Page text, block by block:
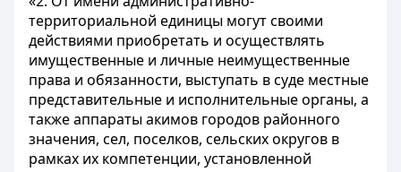
территориальной единицы могут своими
действиями приобретать и осуществлять
имущественные и личные неимущественные
права и обязанности, выступать в суде местные
представительные и исполнительные органы, а
также аппараты акимов городов районного
значения, сел, поселков, сельских округов в
рамках их компетенции, установленной